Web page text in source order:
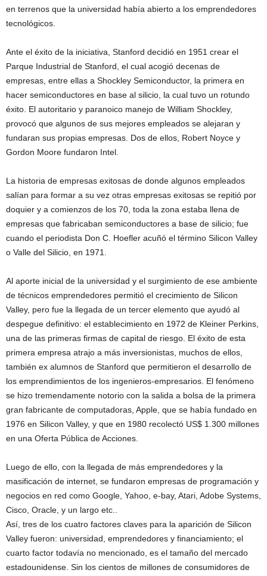
en terrenos que la universidad había abierto a los emprendedores
tecnológicos.
Ante el éxito de la iniciativa, Stanford decidió en 1951 crear el
Parque Industrial de Stanford, el cual acogió decenas de
empresas, entre ellas a Shockley Semiconductor, la primera en
hacer semiconductores en base al silicio, la cual tuvo un rotundo
éxito. El autoritario y paranoico manejo de William Shockley,
provocó que algunos de sus mejores empleados se alejaran y
fundaran sus propias empresas. Dos de ellos, Robert Noyce y
Gordon Moore fundaron Intel.
La historia de empresas exitosas de donde algunos empleados
salían para formar a su vez otras empresas exitosas se repitió por
doquier y a comienzos de los 70, toda la zona estaba llena de
empresas que fabricaban semiconductores a base de silicio; fue
cuando el periodista Don C. Hoefler acuñó el término Silicon Valley
o Valle del Silicio, en 1971.
Al aporte inicial de la universidad y el surgimiento de ese ambiente
de técnicos emprendedores permitió el crecimiento de Silicon
Valley, pero fue la llegada de un tercer elemento que ayudó al
despegue definitivo: el establecimiento en 1972 de Kleiner Perkins,
una de las primeras firmas de capital de riesgo. El éxito de esta
primera empresa atrajo a más inversionistas, muchos de ellos,
también ex alumnos de Stanford que permitieron el desarrollo de
los emprendimientos de los ingenieros-empresarios. El fenómeno
se hizo tremendamente notorio con la salida a bolsa de la primera
gran fabricante de computadoras, Apple, que se había fundado en
1976 en Silicon Valley, y que en 1980 recolectó US$ 1.300 millones
en una Oferta Pública de Acciones.
Luego de ello, con la llegada de más emprendedores y la
masificación de internet, se fundaron empresas de programación y
negocios en red como Google, Yahoo, e-bay, Atari, Adobe Systems,
Cisco, Oracle, y un largo etc..
Así, tres de los cuatro factores claves para la aparición de Silicon
Valley fueron: universidad, emprendedores y financiamiento; el
cuarto factor todavía no mencionado, es el tamaño del mercado
estadounidense. Sin los cientos de millones de consumidores de